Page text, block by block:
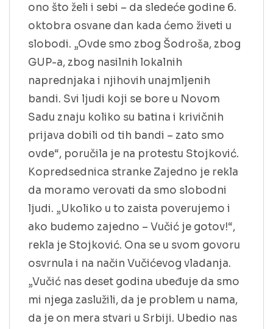
ono što želi i sebi – da sledeće godine 6.
oktobra osvane dan kada ćemo živeti u
slobodi. „Ovde smo zbog Šodroša, zbog
GUP-a, zbog nasilnih lokalnih
naprednjaka i njihovih unajmljenih
bandi. Svi ljudi koji se bore u Novom
Sadu znaju koliko su batina i krivičnih
prijava dobili od tih bandi – zato smo
ovde“, poručila je na protestu Stojković.
Kopredsednica stranke Zajedno je rekla
da moramo verovati da smo slobodni
ljudi. „Ukoliko u to zaista poverujemo i
ako budemo zajedno – Vučić je gotov!“,
rekla je Stojković. Ona se u svom govoru
osvrnula i na način Vučićevog vladanja.
„Vučić nas deset godina ubeđuje da smo
mi njega zaslužili, da je problem u nama,
da je on mera stvari u Srbiji. Ubedio nas